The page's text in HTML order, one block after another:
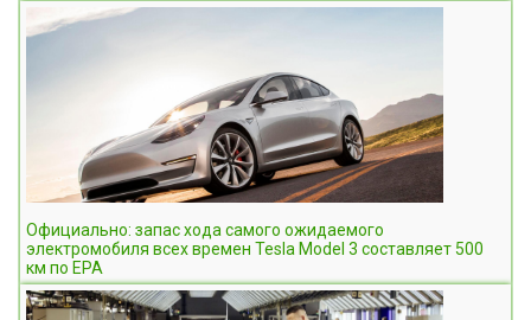
Официально: запас хода самого ожидаемого
электромобиля всех времен Tesla Model 3 составляет 500
км по EPA